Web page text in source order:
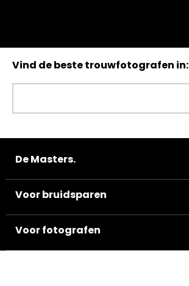
Vind de beste trouwfotografen in:
De Masters.
Voor bruidsparen
Voor fotografen